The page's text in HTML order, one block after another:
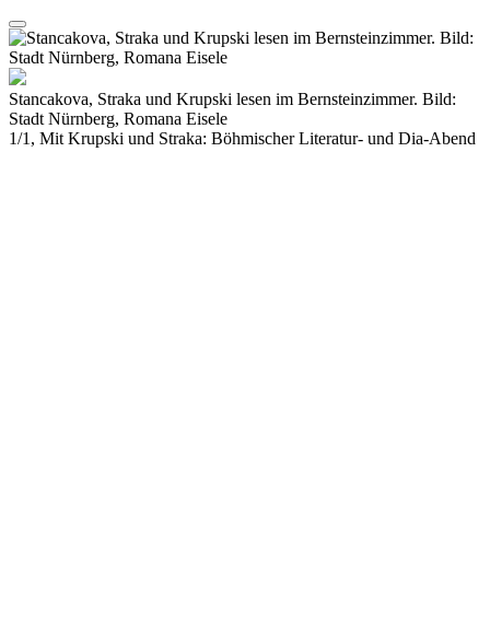
Stancakova, Straka und Krupski lesen im Bernsteinzimmer. Bild:
Stadt Nürnberg, Romana Eisele
1/1, Mit Krupski und Straka: Böhmischer Literatur- und Dia-Abend